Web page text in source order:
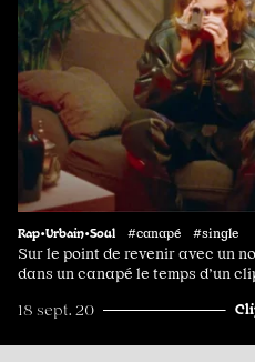
Rap•Urbain•Soul #canapé #single
Sur le point de revenir avec un
dans un canapé le temps d’un
18 sept. 20